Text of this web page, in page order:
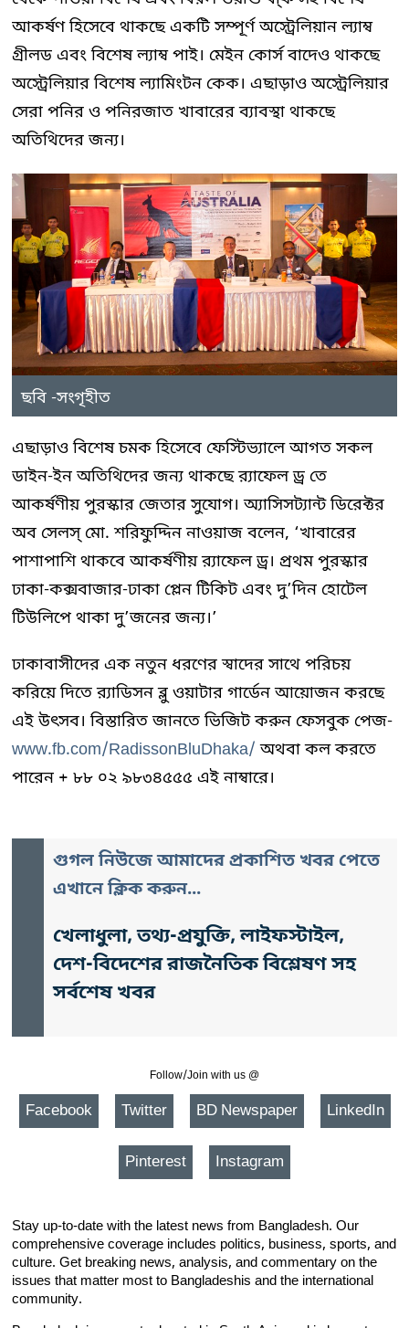
আকর্ষণ হিসেবে থাকছে একটি সম্পূর্ণ অস্ট্রেলিয়ান ল্যাম্ব
গ্রীলড এবং বিশেষ ল্যাম্ব পাই। মেইন কোর্স বাদেও থাকছে
অস্ট্রেলিয়ার বিশেষ ল্যামিংটন কেক। এছাড়াও অস্ট্রেলিয়ার
সেরা পনির ও পনিরজাত খাবারের ব্যাবস্থা থাকছে
অতিথিদের জন্য।
ছবি -সংগৃহীত
এছাড়াও বিশেষ চমক হিসেবে ফেস্টিভ্যালে আগত সকল
ডাইন-ইন অতিথিদের জন্য থাকছে র‍্যাফেল ড্র তে
আকর্ষণীয় পুরস্কার জেতার সুযোগ। অ্যাসিসট্যান্ট ডিরেক্টর
অব সেলস্ মো. শরিফুদ্দিন নাওয়াজ বলেন, ‘খাবারের
পাশাপাশি থাকবে আকর্ষণীয় র‌্যাফেল ড্র। প্রথম পুরস্কার
ঢাকা-কক্সবাজার-ঢাকা প্লেন টিকিট এবং দু’দিন হোটেল
টিউলিপে থাকা দু’জনের জন্য।’
ঢাকাবাসীদের এক নতুন ধরণের স্বাদের সাথে পরিচয়
করিয়ে দিতে র‌্যাডিসন ব্লু ওয়াটার গার্ডেন আয়োজন করছে
এই উৎসব। বিস্তারিত জানতে ভিজিট করুন ফেসবুক পেজ-
www.fb.com/RadissonBluDhaka/ অথবা কল করতে
পারেন + ৮৮ ০২ ৯৮৩৪৫৫৫ এই নাম্বারে।
গুগল নিউজে আমাদের প্রকাশিত খবর পেতে
এখানে ক্লিক করুন...
খেলাধুলা, তথ্য-প্রযুক্তি, লাইফস্টাইল,
দেশ-বিদেশের রাজনৈতিক বিশ্লেষণ সহ
সর্বশেষ খবর
Follow/Join with us @
Facebook Twitter BD Newspaper LinkedIn
Pinterest Instagram
Stay up-to-date with the latest news from Bangladesh. Our
comprehensive coverage includes politics, business, sports, and
culture. Get breaking news, analysis, and commentary on the
issues that matter most to Bangladeshis and the international
community.